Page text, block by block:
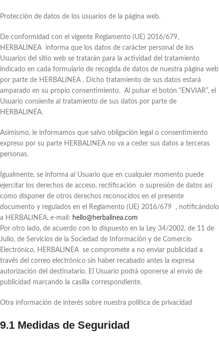
Protección de datos de los usuarios de la página web.
De conformidad con el vigente Reglamento (UE) 2016/679,
HERBALINEA informa que los datos de carácter personal de los
Usuarios del sitio web se tratarán para la actividad del tratamiento
indicado en cada formulario de recogida de datos de nuestra página web
por parte de HERBALINEA . Dicho tratamiento de sus datos estará
amparado en su propio consentimiento. Al pulsar el botón “ENVIAR”, el
Usuario consiente al tratamiento de sus datos por parte de
HERBALINEA.
Asimismo, le informamos que salvo obligación legal o consentimiento
expreso por su parte HERBALINEA no va a ceder sus datos a terceras
personas.
Igualmente, se informa al Usuario que en cualquier momento puede
ejercitar los derechos de acceso, rectificación o supresión de datos así
como disponer de otros derechos reconocidos en el presente
documento y regulados en el Reglamento (UE) 2016/679 , notificándolo
a HERBALINEA, e-mail: hello@herbalinea.com
Por otro lado, de acuerdo con lo dispuesto en la Ley 34/2002, de 11 de
Julio, de Servicios de la Sociedad de Información y de Comercio
Electrónico, HERBALINEA se compromete a no enviar publicidad a
través del correo electrónico sin haber recabado antes la expresa
autorización del destinatario. El Usuario podrá oponerse al envío de
publicidad marcando la casilla correspondiente.
Otra información de interés sobre nuestra política de privacidad
9.1 Medidas de Seguridad